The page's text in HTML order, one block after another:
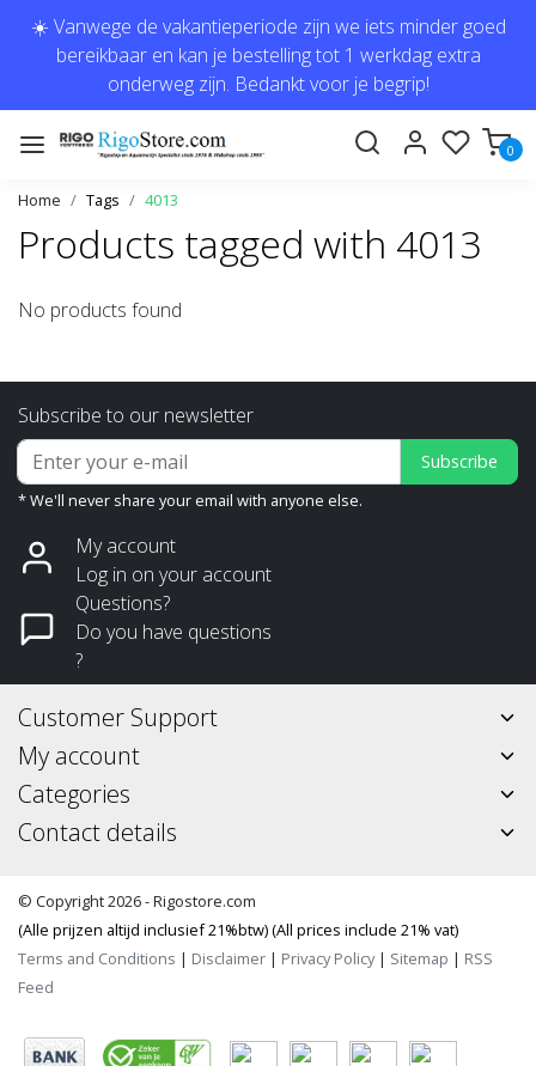
☀️ Vanwege de vakantieperiode zijn we iets minder goed
bereikbaar en kan je bestelling tot 1 werkdag extra
onderweg zijn. Bedankt voor je begrip!
0
Home Tags 4013
Products tagged with 4013
No products found
Subscribe to our newsletter
Subscribe
* We'll never share your email with anyone else.
My account
Log in on your account
Questions?
Do you have questions
?
Customer Support
My account
Categories
Contact details
© Copyright 2026 - Rigostore.com
(Alle prijzen altijd inclusief 21%btw) (All prices include 21% vat)
Terms and Conditions | Disclaimer | Privacy Policy| Sitemap | RSS
Feed